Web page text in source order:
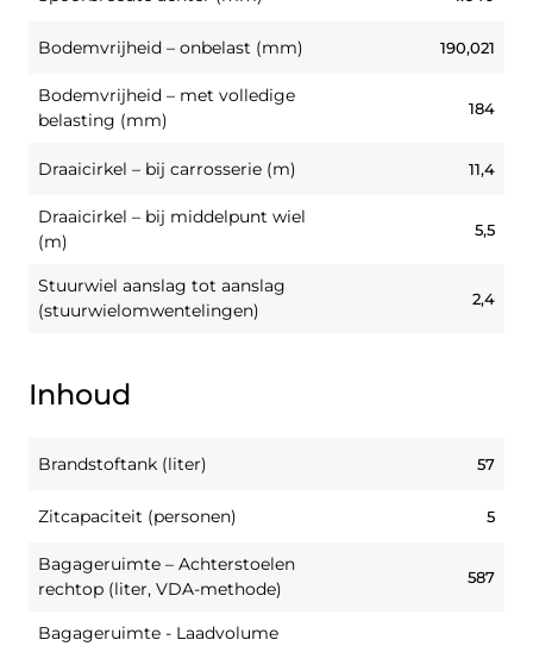
Bodemvrijheid – onbelast (mm) 190,021
Bodemvrijheid – met volledige
belasting (mm)
184
Draaicirkel – bij carrosserie (m) 11,4
Draaicirkel – bij middelpunt wiel
(m)
5,5
Stuurwiel aanslag tot aanslag
(stuurwielomwentelingen)
2,4
Inhoud
Brandstoftank (liter) 57
Zitcapaciteit (personen) 5
Bagageruimte – Achterstoelen
rechtop (liter, VDA-methode)
587
Bagageruimte - Laadvolume